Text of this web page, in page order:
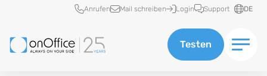
Schnellzugriff
Anrufen Mail schreiben Login Support DE
Testen